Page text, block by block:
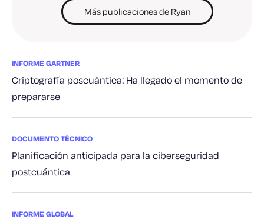
Más publicaciones de Ryan
INFORME GARTNER
Criptografía poscuántica: Ha llegado el momento de
prepararse
DOCUMENTO TÉCNICO
Planificación anticipada para la ciberseguridad
postcuántica
INFORME GLOBAL